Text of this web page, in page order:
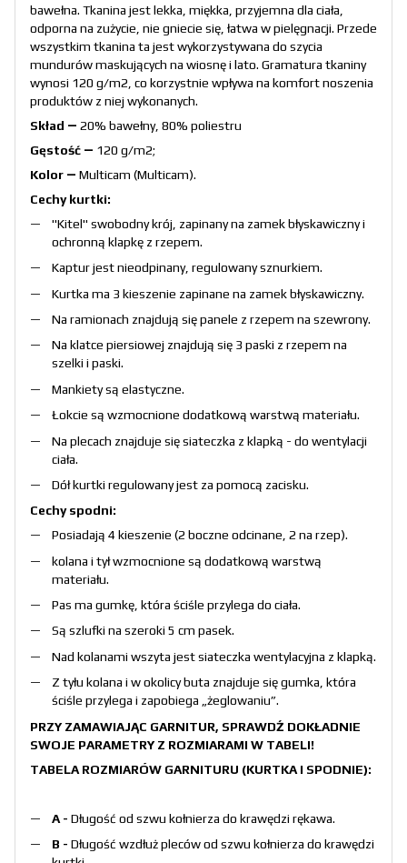
bawełna. Tkanina jest lekka, miękka, przyjemna dla ciała,
odporna na zużycie, nie gniecie się, łatwa w pielęgnacji. Przede
wszystkim tkanina ta jest wykorzystywana do szycia
mundurów maskujących na wiosnę i lato. Gramatura tkaniny
wynosi 120 g/m2, co korzystnie wpływa na komfort noszenia
produktów z niej wykonanych.
Skład ― 20% bawełny, 80% poliestru
Gęstość ― 120 g/m2;
Kolor ― Multicam (Multicam).
Cechy kurtki:
"Kitel" swobodny krój, zapinany na zamek błyskawiczny i
ochronną klapkę z rzepem.
Kaptur jest nieodpinany, regulowany sznurkiem.
Kurtka ma 3 kieszenie zapinane na zamek błyskawiczny.
Na ramionach znajdują się panele z rzepem na szewrony.
Na klatce piersiowej znajdują się 3 paski z rzepem na
szelki i paski.
Mankiety są elastyczne.
Łokcie są wzmocnione dodatkową warstwą materiału.
Na plecach znajduje się siateczka z klapką - do wentylacji
ciała.
Dół kurtki regulowany jest za pomocą zacisku.
Cechy spodni:
Posiadają 4 kieszenie (2 boczne odcinane, 2 na rzep).
kolana i tył wzmocnione są dodatkową warstwą
materiału.
Pas ma gumkę, która ściśle przylega do ciała.
Są szlufki na szeroki 5 cm pasek.
Nad kolanami wszyta jest siateczka wentylacyjna z klapką.
Z tyłu kolana i w okolicy buta znajduje się gumka, która
ściśle przylega i zapobiega „żeglowaniu”.
PRZY ZAMAWIAJĄC GARNITUR, SPRAWDŹ DOKŁADNIE
SWOJE PARAMETRY Z ROZMIARAMI W TABELI!
TABELA ROZMIARÓW GARNITURU (KURTKA I SPODNIE):
A - Długość od szwu kołnierza do krawędzi rękawa.
B - Długość wzdłuż pleców od szwu kołnierza do krawędzi